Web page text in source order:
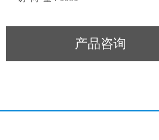
产品咨询